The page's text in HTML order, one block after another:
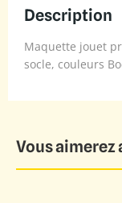
Description
Maquette jouet
socle, couleurs
Vous aimerez